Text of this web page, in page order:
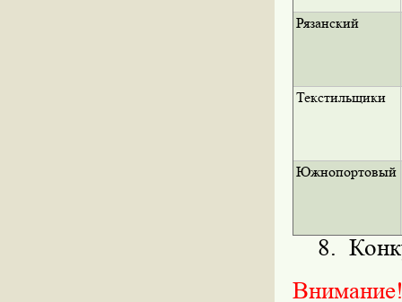
Рязанский
Текстильщики
Южнопортовый
8.